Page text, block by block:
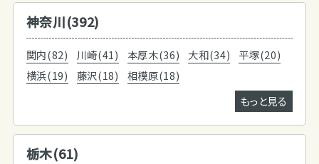
神奈川(392)
関内(82) 川崎(41) 本厚木(36) 大和(34)
平塚(20)
横浜(19)
藤沢(18)
相模原(18)
もっと見る
栃木(61)